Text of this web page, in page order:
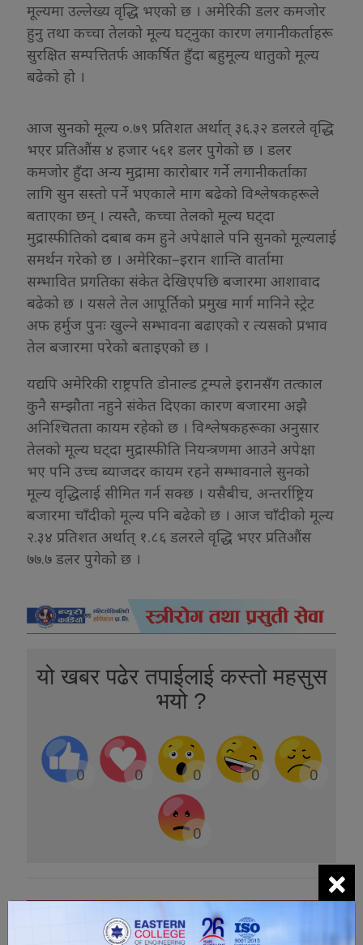
मूल्यमा उल्लेख्य वृद्धि भएको छ । अमेरिकी डलर कमजोर
हुनु तथा कच्चा तेलको मूल्य घट्नुका कारण लगानीकर्ताहरू
सुरक्षित सम्पत्तितर्फ आकर्षित हुँदा बहुमूल्य धातुको मूल्य
बढेको हो ।
आज सुनको मूल्य ०.७९ प्रतिशत अर्थात् ३६.३२ डलरले वृद्धि
भएर प्रतिऔंस ४ हजार ५६१ डलर पुगेको छ । डलर
कमजोर हुँदा अन्य मुद्रामा कारोबार गर्ने लगानीकर्ताका
लागि सुन सस्तो पर्ने भएकाले माग बढेको विश्लेषकहरूले
बताएका छन् । त्यस्तै, कच्चा तेलको मूल्य घट्दा
मुद्रास्फीतिको दबाब कम हुने अपेक्षाले पनि सुनको मूल्यलाई
समर्थन गरेको छ । अमेरिका–इरान शान्ति वार्तामा
सम्भावित प्रगतिका संकेत देखिएपछि बजारमा आशावाद
बढेको छ । यसले तेल आपूर्तिको प्रमुख मार्ग मानिने स्ट्रेट
अफ हर्मुज पुनः खुल्ने सम्भावना बढाएको र त्यसको प्रभाव
तेल बजारमा परेको बताइएको छ ।
यद्यपि अमेरिकी राष्ट्रपति डोनाल्ड ट्रम्पले इरानसँग तत्काल
कुनै सम्झौता नहुने संकेत दिएका कारण बजारमा अझै
अनिश्चितता कायम रहेको छ । विश्लेषकहरूका अनुसार
तेलको मूल्य घट्दा मुद्रास्फीति नियन्त्रणमा आउने अपेक्षा
भए पनि उच्च ब्याजदर कायम रहने सम्भावनाले सुनको
मूल्य वृद्धिलाई सीमित गर्न सक्छ । यसैबीच, अन्तर्राष्ट्रिय
बजारमा चाँदीको मूल्य पनि बढेको छ । आज चाँदीको मूल्य
२.३४ प्रतिशत अर्थात् १.८६ डलरले वृद्धि भएर प्रतिऔंस
७७.७ डलर पुगेको छ ।
यो खबर पढेर तपाईलाई कस्तो महसुस
भयो ?
0 0 0 0 0
0
×